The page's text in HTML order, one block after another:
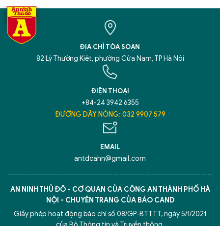
ĐỊA CHỈ TÒA SOẠN
82 Lý Thường Kiệt, phường Cửa Nam, TP Hà Nội
ĐIỆN THOẠI
+84-24 3942 6355
ĐƯỜNG DÂY NÓNG: 032 9907 579
EMAIL
antdcahn@gmail.com
AN NINH THỦ ĐÔ - CƠ QUAN CỦA CÔNG AN THÀNH PHỐ HÀ
NỘI - CHUYÊN TRANG CỦA BÁO CAND
Giấy phép hoạt động báo chí số 08/GP-BTTTT, ngày 5/1/2021